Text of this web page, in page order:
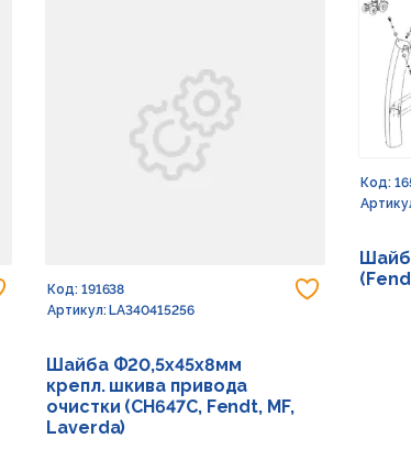
Добавить в избранное
Код: 191638
Артикул: LA340415256
Шайба Ф20,5х45х8мм
крепл. шкива привода
очистки (CH647C, Fendt, MF,
Laverda)
Код: